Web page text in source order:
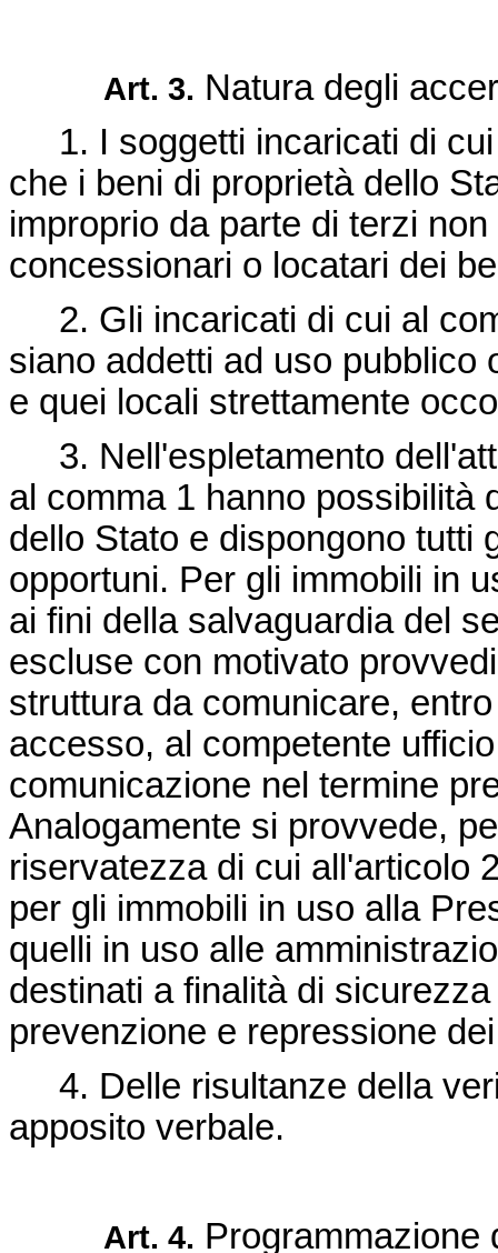
Art. 3. Natura degli
1. I soggetti incaricati di cui
che i beni di proprietà dello
improprio da parte di terzi
concessionari o locatari dei
2. Gli incaricati di cui al
siano addetti ad uso pubblico
e quei locali strettamente
3. Nell'espletamento
al comma 1 hanno possibilità
dello Stato e dispongono tutti
opportuni. Per gli immobili in
ai fini della salvaguardia del
escluse con motivato
struttura da comunicare,
accesso, al competente
comunicazione nel termine
Analogamente si provvede,
riservatezza di cui all'articolo
per gli immobili in uso alla
quelli in uso alle
destinati a finalità di
prevenzione e repressione
4. Delle risultanze della
apposito verbale.
Art. 4. Programmazione